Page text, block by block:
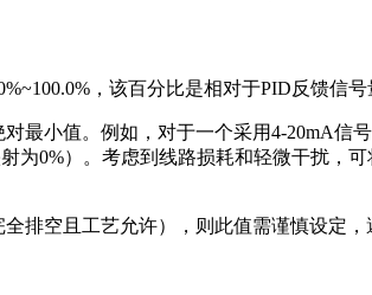
，该百分比是相对于PID反馈信号
最小值。例如，对于一个采用4-20mA信
0%）。考虑到线路损耗和轻微干扰，
排空且工艺允许），则此值需谨慎设定